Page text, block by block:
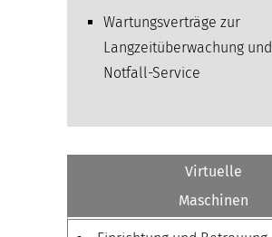
Wartungsverträge zur
Langzeitüberwachung und
Notfall-Service
Virtuelle
Maschinen